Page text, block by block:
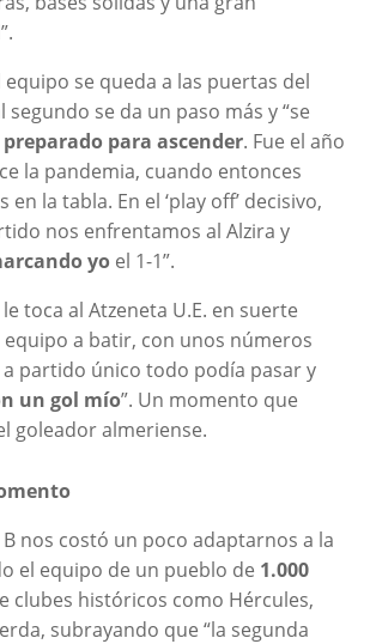
se queda a las puertas del
segundo se da un paso más y “se
preparado para ascender. Fue el año
la pandemia, cuando entonces
la tabla. En el ‘play off’ decisivo,
nos enfrentamos al Alzira y
yo el 1-1”.
toca al Atzeneta U.E. en suerte
equipo a batir, con unos números
partido único todo podía pasar y
un gol mío”. Un momento que
goleador almeriense.
B nos costó un poco adaptarnos a la
el equipo de un pueblo de 1.000
clubes históricos como Hércules,
subrayando que “la segunda